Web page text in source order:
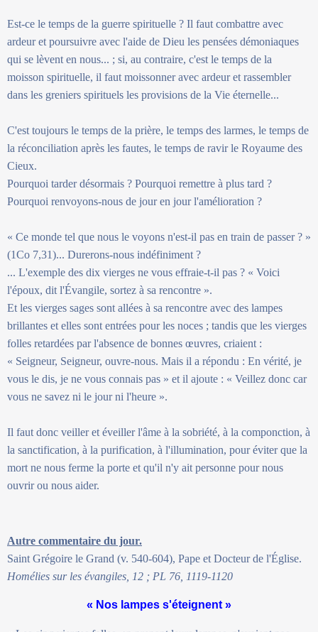
Est-ce le temps de la guerre spirituelle ? Il faut combattre avec
ardeur et poursuivre avec l'aide de Dieu les pensées démoniaques
qui se lèvent en nous... ; si, au contraire, c'est le temps de la
moisson spirituelle, il faut moissonner avec ardeur et rassembler
dans les greniers spirituels les provisions de la Vie éternelle...
C'est toujours le temps de la prière, le temps des larmes, le temps de
la réconciliation après les fautes, le temps de ravir le Royaume des
Cieux.
Pourquoi tarder désormais ? Pourquoi remettre à plus tard ?
Pourquoi renvoyons-nous de jour en jour l'amélioration ?
« Ce monde tel que nous le voyons n'est-il pas en train de passer ? »
(1Co 7,31)... Durerons-nous indéfiniment ?
... L'exemple des dix vierges ne vous effraie-t-il pas ? « Voici
l'époux, dit l'Évangile, sortez à sa rencontre ».
Et les vierges sages sont allées à sa rencontre avec des lampes
brillantes et elles sont entrées pour les noces ; tandis que les vierges
folles retardées par l'absence de bonnes œuvres, criaient :
« Seigneur, Seigneur, ouvre-nous. Mais il a répondu : En vérité, je
vous le dis, je ne vous connais pas » et il ajoute : « Veillez donc car
vous ne savez ni le jour ni l'heure ».
Il faut donc veiller et éveiller l'âme à la sobriété, à la componction, à
la sanctification, à la purification, à l'illumination, pour éviter que la
mort ne nous ferme la porte et qu'il n'y ait personne pour nous
ouvrir ou nous aider.
Autre commentaire du jour.
Saint Grégoire le Grand (v. 540-604), Pape et Docteur de l'Église.
Homélies sur les évangiles, 12 ; PL 76, 1119-1120
« Nos lampes s'éteignent »